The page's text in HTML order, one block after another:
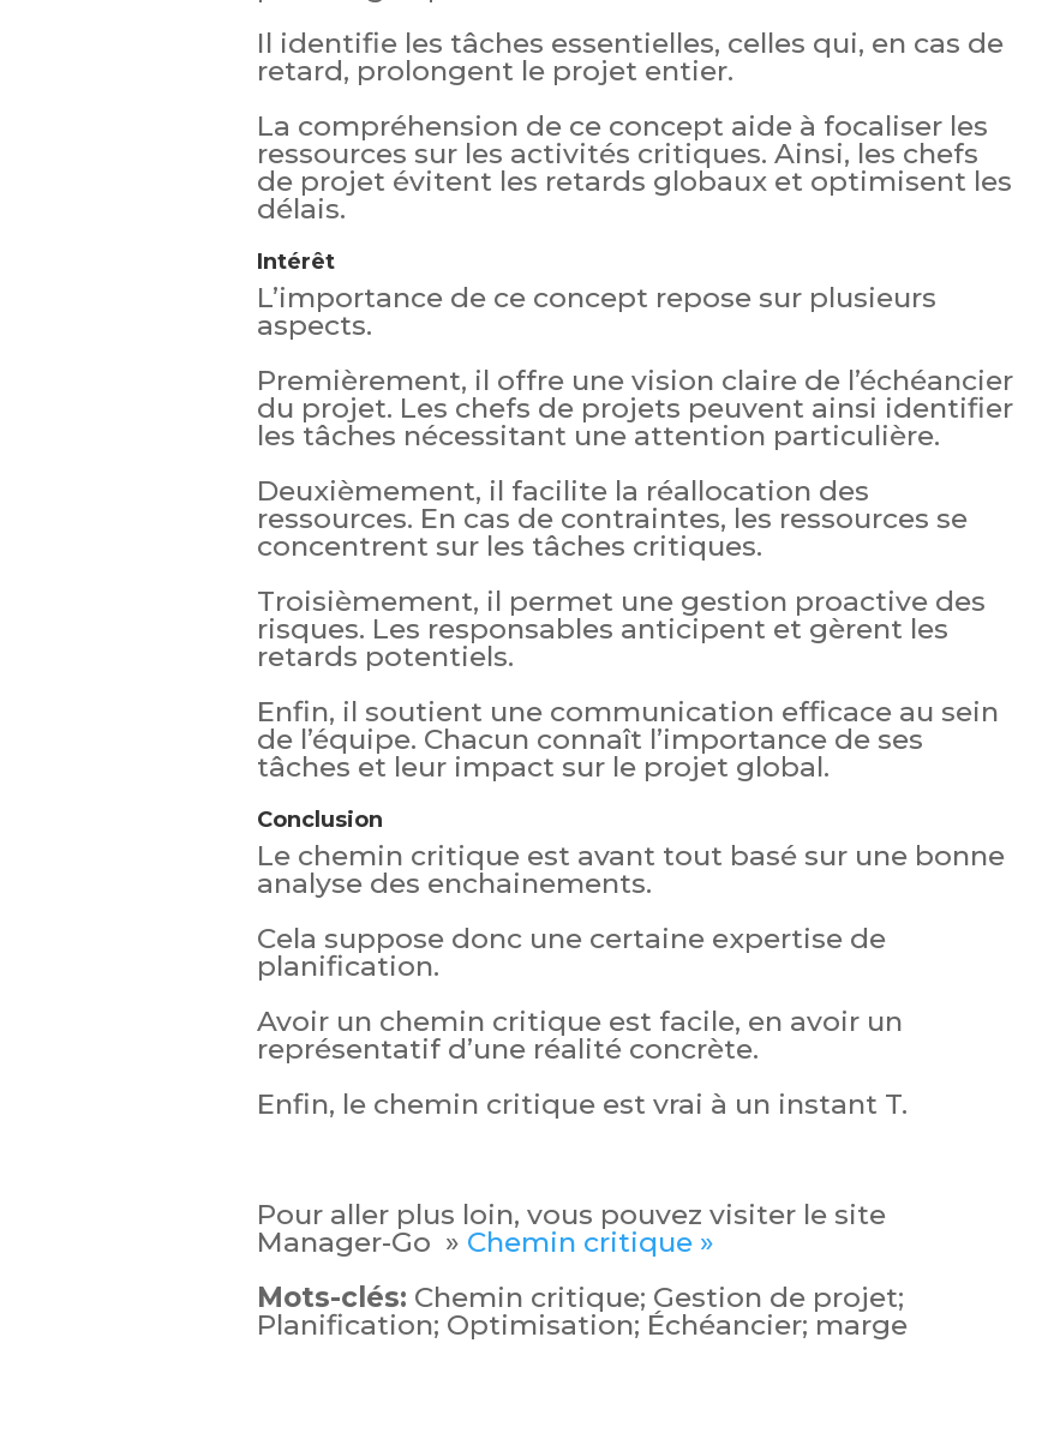
Il identifie les tâches essentielles, celles qui, en cas de
retard, prolongent le projet entier.
La compréhension de ce concept aide à focaliser les
ressources sur les activités critiques. Ainsi, les chefs
de projet évitent les retards globaux et optimisent les
délais.
Intérêt
L’importance de ce concept repose sur plusieurs
aspects.
Premièrement, il offre une vision claire de l’échéancier
du projet. Les chefs de projets peuvent ainsi identifier
les tâches nécessitant une attention particulière.
Deuxièmement, il facilite la réallocation des
ressources. En cas de contraintes, les ressources se
concentrent sur les tâches critiques.
Troisièmement, il permet une gestion proactive des
risques. Les responsables anticipent et gèrent les
retards potentiels.
Enfin, il soutient une communication efficace au sein
de l’équipe. Chacun connaît l’importance de ses
tâches et leur impact sur le projet global.
Conclusion
Le chemin critique est avant tout basé sur une bonne
analyse des enchainements.
Cela suppose donc une certaine expertise de
planification.
Avoir un chemin critique est facile, en avoir un
représentatif d’une réalité concrète.
Enfin, le chemin critique est vrai à un instant T.
Pour aller plus loin, vous pouvez visiter le site
Manager-Go » Chemin critique »
Mots-clés: Chemin critique; Gestion de projet;
Planification; Optimisation; Échéancier; marge